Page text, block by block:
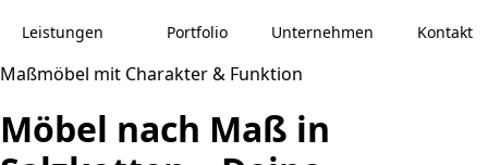
Leistungen Portfolio Unternehmen Kontakt
Maßmöbel mit Charakter & Funktion
Möbel nach Maß in